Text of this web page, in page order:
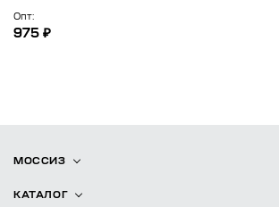
Опт:
975 ₽
МОССИЗ
КАТАЛОГ